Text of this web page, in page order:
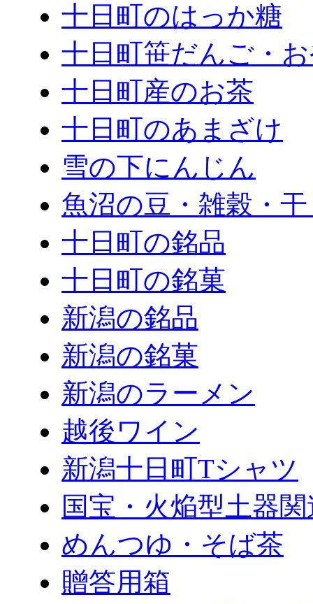
十日町のはっか糖
十日町笹だんご・
十日町産のお茶
十日町のあまざけ
雪の下にんじん
魚沼の豆・雑穀・
十日町の銘品
十日町の銘菓
新潟の銘品
新潟の銘菓
新潟のラーメン
越後ワイン
新潟十日町Tシャツ
国宝・火焔型土器
めんつゆ・そば茶
贈答用箱